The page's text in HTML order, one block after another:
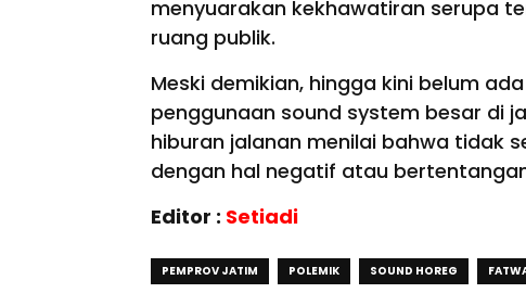
menyuarakan kekhawatiran serupa
ruang publik.
Meski demikian, hingga kini belum
penggunaan sound system besar di
hiburan jalanan menilai bahwa tidak
dengan hal negatif atau
Editor : Setiadi
PEMPROV JATIM POLEMIK SOUND HOREG